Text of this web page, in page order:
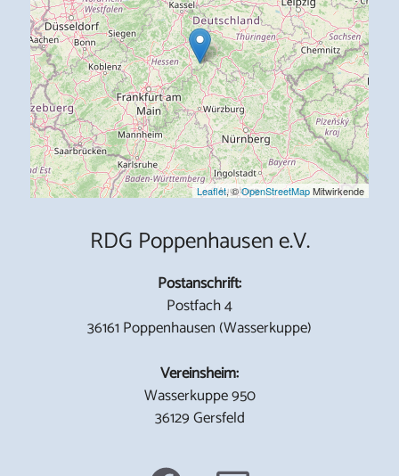
Leaflet, ©OpenStreetMapMitwirkende
RDG Poppenhausen e.V.
Postanschrift:
Postfach 4
36161 Poppenhausen (Wasserkuppe)
Vereinsheim:
Wasserkuppe 950
36129 Gersfeld